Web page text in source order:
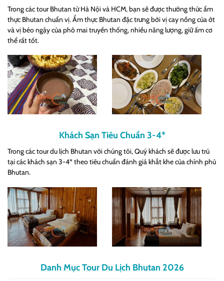
Trong các tour Bhutan từ Hà Nội và HCM, bạn sẽ được thưởng thức ẩm
thực Bhutan chuẩn vị. Ẩm thực Bhutan đặc trưng bởi vị cay nồng của ớt
và vị béo ngậy của phô mai truyền thống, nhiều năng lượng, giữ ấm cơ
thể rất tốt.
Khách Sạn Tiêu Chuẩn 3-4*
Trong các tour du lịch Bhutan với chúng tôi, Quý khách sẽ được lưu trú
tại các khách sạn 3-4* theo tiêu chuẩn đánh giá khắt khe của chính phủ
Bhutan.
Danh Mục Tour Du Lịch Bhutan 2026